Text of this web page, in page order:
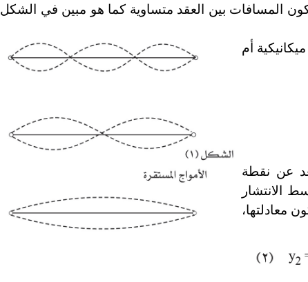
المسافات بين العقد متساوية كما هو مبين في الشكل
أم
عن نقطة
الانتشار
معادلتها،